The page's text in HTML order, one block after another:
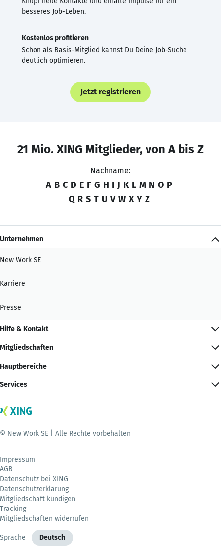
besseres Job-Leben.
Kostenlos profitieren
Schon als Basis-Mitglied kannst Du Deine Job-Suche
deutlich optimieren.
Jetzt registrieren
21 Mio. XING Mitglieder, von A bis Z
Nachname:
A B C D E F G H I J K L M N O P
Q R S T U V W X Y Z
Unternehmen
New Work SE
Karriere
Presse
Hilfe & Kontakt
Mitgliedschaften
Hauptbereiche
Services
© New Work SE | Alle Rechte vorbehalten
Impressum
AGB
Datenschutz bei XING
Datenschutzerklärung
Mitgliedschaft kündigen
Tracking
Mitgliedschaften widerrufen
Sprache Deutsch